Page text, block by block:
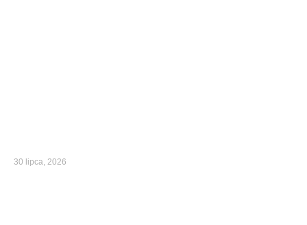
30 lipca, 2026